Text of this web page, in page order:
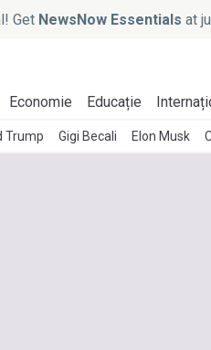
Get NewsNow Essentials at
Economie Educație
Trump Gigi Becali Elon Musk